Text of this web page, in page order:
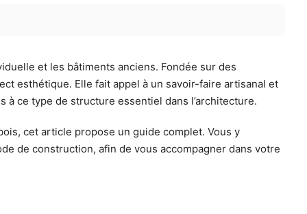
et les bâtiments anciens. Fondée sur des
esthétique. Elle fait appel à un savoir-faire artisanal et
à ce type de structure essentiel dans l’architecture.
cet article propose un guide complet. Vous y
de construction, afin de vous accompagner dans votre